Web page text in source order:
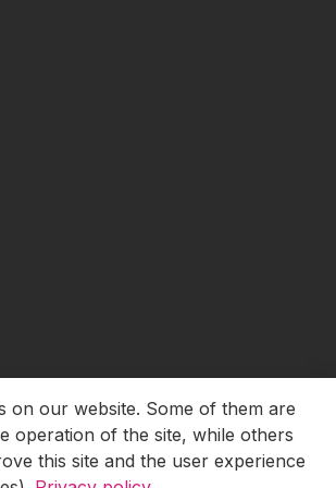
LT-01122, Vilnius
on our website. Some of them are
operation of the site, while others
this site and the user experience